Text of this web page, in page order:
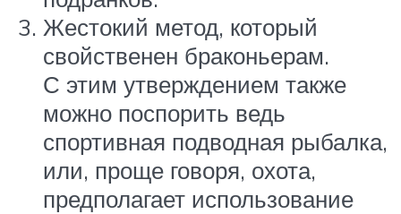
Жестокий метод, который
свойственен браконьерам.
С этим утверждением также
можно поспорить ведь
спортивная подводная рыбалка,
или, проще говоря, охота,
предполагает использование